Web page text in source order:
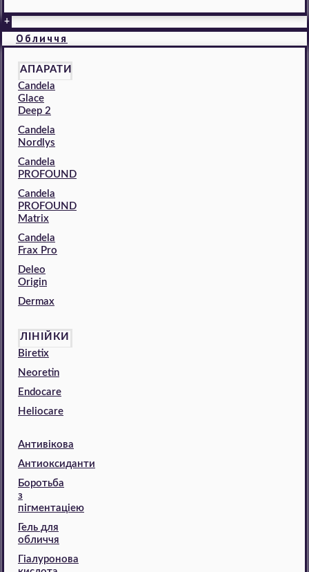
+
Обличчя
АПАРАТИ
Candela
Glace
Deep 2
Candela
Nordlys
Candela
PROFOUND
Candela
PROFOUND
Matrix
Candela
Frax Pro
Deleo
Origin
Dermax
ЛІНІЙКИ
Biretix
Neoretin
Endocare
Heliocare
Антивікова
Антиоксиданти
Боротьба
з
пігментаціею
Гель для
обличчя
Гіалуронова